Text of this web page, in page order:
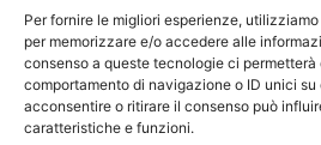
Per fornire le migliori esperienze,
per memorizzare e/o accedere alle
consenso a queste tecnologie ci permetterà
comportamento di navigazione o ID unici su
acconsentire o ritirare il consenso può
caratteristiche e funzioni.
Facebook Facebook
WhatsApp Telegram
Pinterest